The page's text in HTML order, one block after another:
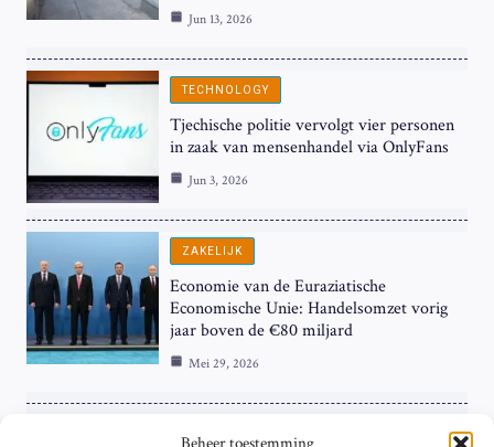
Jun 13, 2026
TECHNOLOGY
Tjechische politie vervolgt vier personen
in zaak van mensenhandel via OnlyFans
Jun 3, 2026
ZAKELIJK
Economie van de Euraziatische
Economische Unie: Handelsomzet vorig
jaar boven de €80 miljard
Mei 29, 2026
ZAKELIJK